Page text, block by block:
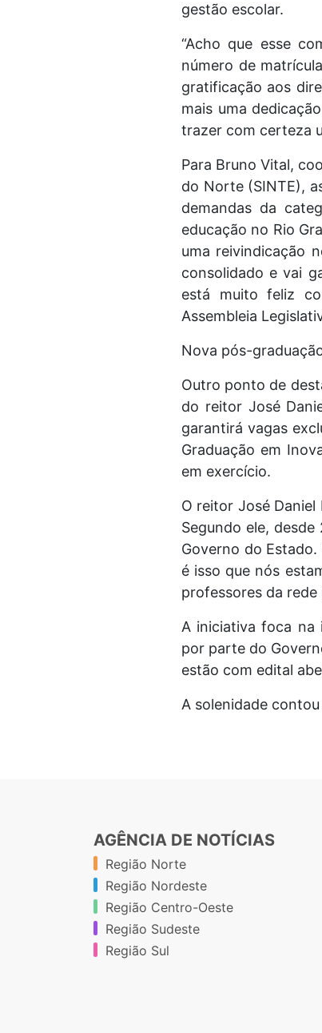
gestão escolar.
“Acho que esse
número de
gratificação aos
mais uma
trazer com certeza
Para Bruno Vital,
do Norte (SINTE),
demandas da
educação no Rio
uma reivindicação
consolidado e vai
está muito feliz
Assembleia
Nova pós-
Outro ponto de
do reitor José
garantirá vagas
Graduação em
em exercício.
O reitor José
Segundo ele,
Governo do
é isso que nós
professores da rede
A iniciativa foca na
por parte do
estão com edital
A solenidade
AGÊNCIA DE NOTÍCIAS
Região Norte
Região Nordeste
Região Centro-Oeste
Região Sudeste
Região Sul